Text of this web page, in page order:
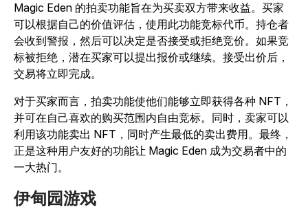
Magic Eden 的拍卖功能旨在为买卖双方带来收益。买家
可以根据自己的价值评估，使用此功能竞标代币。持仓者
会收到警报，然后可以决定是否接受或拒绝竞价。如果竞
标被拒绝，潜在买家可以提出报价或继续。接受出价后，
交易将立即完成。
对于买家而言，拍卖功能使他们能够立即获得各种 NFT，
并可在自己喜欢的购买范围内自由竞标。同时，卖家可以
利用该功能卖出 NFT，同时产生最低的卖出费用。最终，
正是这种用户友好的功能让 Magic Eden 成为交易者中的
一大热门。
伊甸园游戏